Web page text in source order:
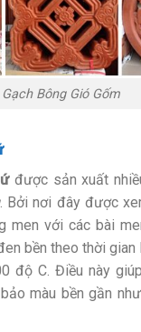
Gạch Bông Gió Gốm
được sản xuất
. Bởi nơi đây được
men với các bài
bền theo thời
độ C. Điều này
màu bền gần